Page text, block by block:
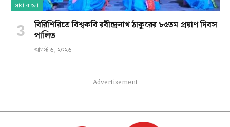
সারা বাংলা
বিরিশিরিতে বিশ্বকবি রবীন্দ্রনাথ ঠাকুরের ৮৫তম প্রয়াণ দিবস
পালিত
আগস্ট ৬, ২০২৬
Advertisement